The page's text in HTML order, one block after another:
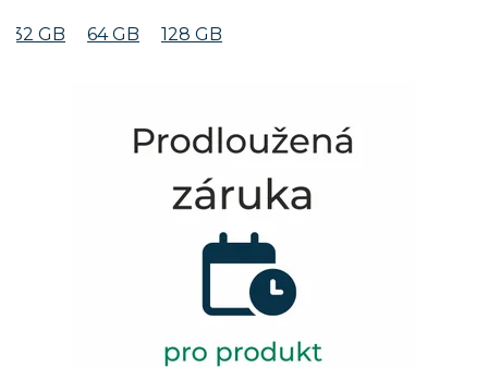
32 GB 64 GB 128 GB